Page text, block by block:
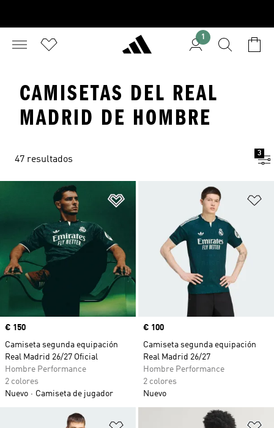
1
CAMISETAS DEL REAL
MADRID DE HOMBRE
47 resultados
3
Añadir a la lista de deseos
Precio
€ 150
Camiseta segunda equipación
Real Madrid 26/27 Oficial
Hombre Performance
2 colores
Nuevo
Camiseta de jugador
Precio
€ 100
Camiseta segunda equipación
Real Madrid 26/27
Hombre Performance
2 colores
Nuevo
Añadir a la lista de deseos